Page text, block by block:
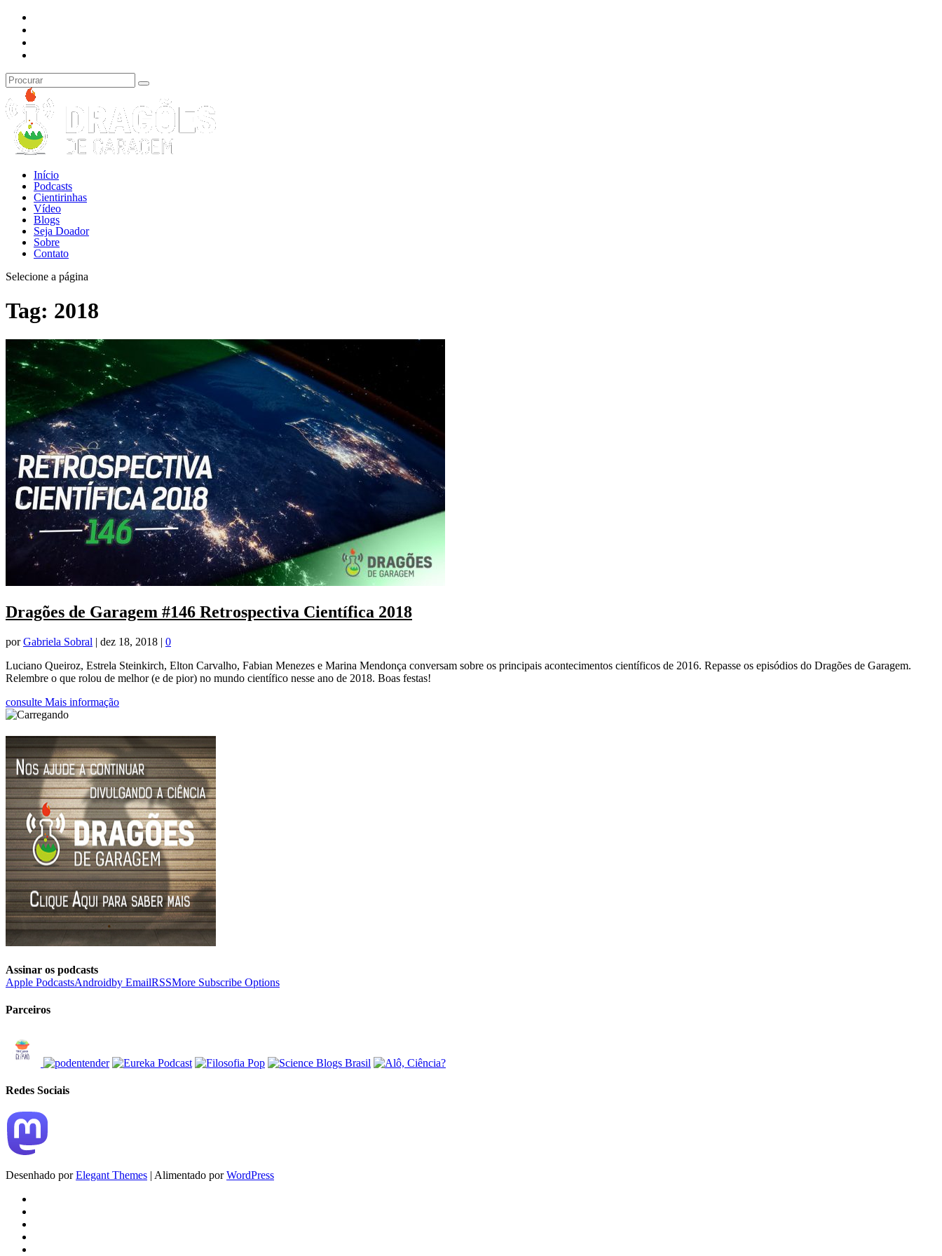
Início
Podcasts
Cientirinhas
Vídeo
Blogs
Seja Doador
Sobre
Contato
Selecione a página
Tag: 2018
Dragões de Garagem #146 Retrospectiva Científica 2018
porGabriela Sobral | dez 18, 2018 | 0
Luciano Queiroz, Estrela Steinkirch, Elton Carvalho, Fabian Menezes e Marina Mendonça conversam sobre os principais acontecimentos científicos de 2016. Repasse os episódios do Dragões de Garagem.
Relembre o que rolou de melhor (e de pior) no mundo científico nesse ano de 2018. Boas festas!
consulte Mais informação
Assinar os podcasts
Apple PodcastsAndroidby EmailRSSMore Subscribe Options
Parceiros
Redes Sociais
Desenhado porElegant Themes | Alimentado porWordPress